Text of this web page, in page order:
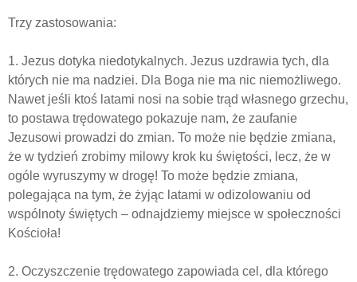
Trzy zastosowania:
1. Jezus dotyka niedotykalnych. Jezus uzdrawia tych, dla
których nie ma nadziei. Dla Boga nie ma nic niemożliwego.
Nawet jeśli ktoś latami nosi na sobie trąd własnego grzechu,
to postawa trędowatego pokazuje nam, że zaufanie
Jezusowi prowadzi do zmian. To może nie będzie zmiana,
że w tydzień zrobimy milowy krok ku świętości, lecz, że w
ogóle wyruszymy w drogę! To może będzie zmiana,
polegająca na tym, że żyjąc latami w odizolowaniu od
wspólnoty świętych – odnajdziemy miejsce w społeczności
Kościoła!
2. Oczyszczenie trędowatego zapowiada cel, dla którego